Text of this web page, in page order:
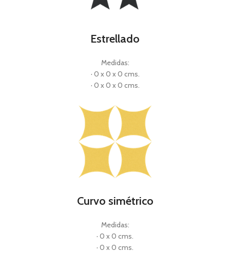
Estrellado
Medidas:
· 0 x 0 x 0 cms.
· 0 x 0 x 0 cms.
Curvo simétrico
Medidas:
· 0 x 0 cms.
· 0 x 0 cms.